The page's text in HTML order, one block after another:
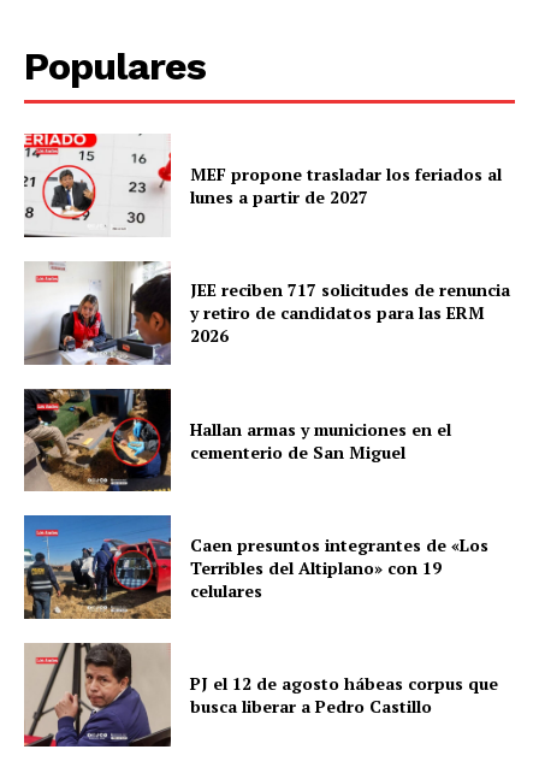
Populares
MEF propone trasladar los feriados al
lunes a partir de 2027
JEE reciben 717 solicitudes de renuncia
y retiro de candidatos para las ERM
2026
Hallan armas y municiones en el
cementerio de San Miguel
Caen presuntos integrantes de «Los
Terribles del Altiplano» con 19
celulares
PJ el 12 de agosto hábeas corpus que
busca liberar a Pedro Castillo